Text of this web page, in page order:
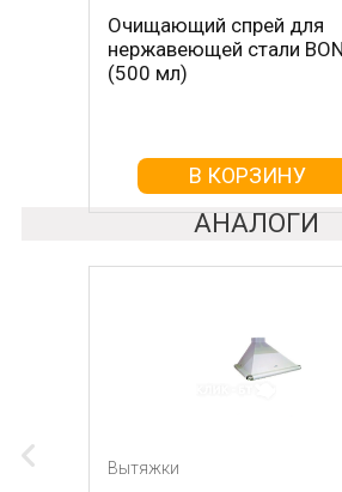
Очищающий спрей для
нержавеющей стали
(500 мл)
В КОРЗИНУ
АНАЛОГИ
Вытяжки